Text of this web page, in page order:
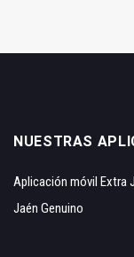
NUESTRAS
Aplicación móvil Extra
Jaén Genuino